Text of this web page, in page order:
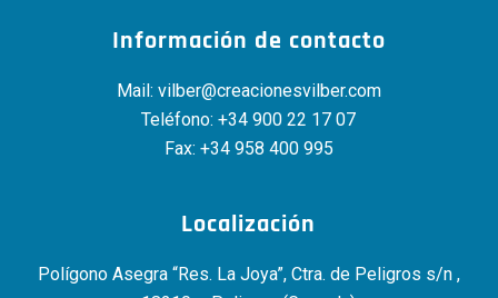
Información de contacto
Mail: vilber@creacionesvilber.com
Teléfono:+34 900 22 17 07
Fax: +34 958 400 995
Localización
Polígono Asegra “Res. La Joya”, Ctra. de Peligros s/n ,